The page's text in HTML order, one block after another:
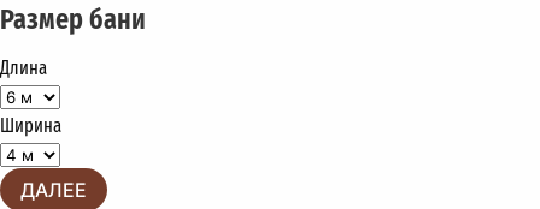
Размер бани
Длина
Ширина
ДАЛЕЕ